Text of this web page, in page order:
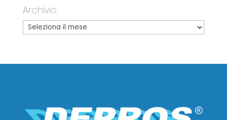
Archivio